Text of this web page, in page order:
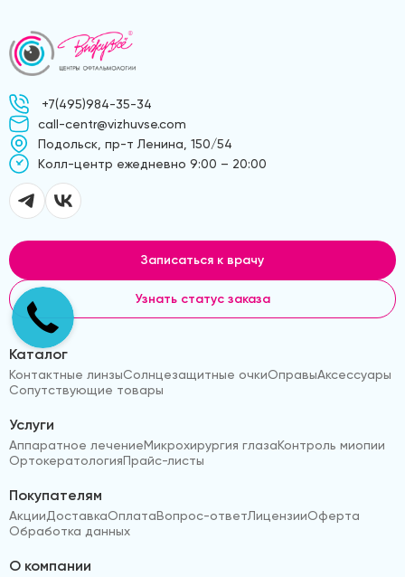
+7(495)984-35-34
call-centr@vizhuvse.com
Подольск, пр-т Ленина, 150/54
Kолл-центр ежедневно 9:00 – 20:00
Записаться к врачу
Узнать статус заказа
Каталог
Контактные линзыСолнцезащитные очкиОправыАксессуары
Сопутствующие товары
Услуги
Аппаратное лечениеМикрохирургия глазаКонтроль миопии
ОртокератологияПрайс-листы
Покупателям
АкцииДоставкаОплатаВопрос-ответЛицензииОферта
Обработка данных
О компании